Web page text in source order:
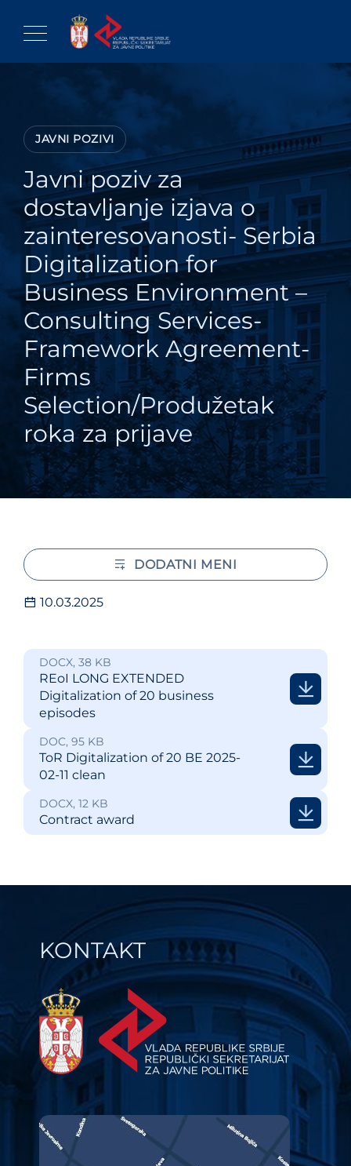
content
JAVNI POZIVI
Javni poziv za
dostavljanje izjava o
zainteresovanosti- Serbia
Digitalization for
Business Environment –
Consulting Services-
Framework Agreement-
Firms
Selection/Produžetak
roka za prijave
10.03.2025
DOCX, 38 KB
REoI LONG EXTENDED
Digitalization of 20 business
episodes
DOC, 95 KB
ToR Digitalization of 20 BE 2025-
02-11 clean
DOCX, 12 KB
Contract award
DODATNI MENI
KONTAKT